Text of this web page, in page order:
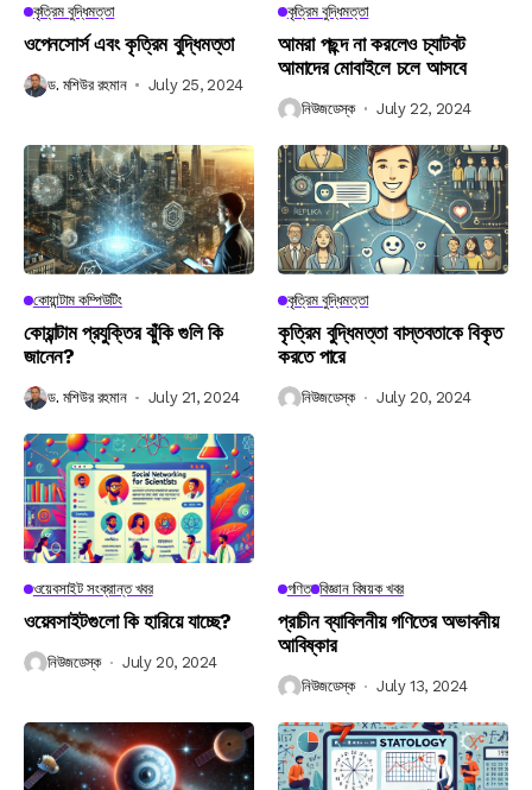
কৃত্রিম বুদ্ধিমত্তা
ওপেনসোর্স এবং কৃত্রিম বুদ্ধিমত্তা
ড. মশিউর রহমান July 25, 2024
কৃত্রিম বুদ্ধিমত্তা
আমরা পছন্দ না করলেও চ্যাটবট
আমাদের মোবাইলে চলে আসবে
নিউজডেস্ক July 22, 2024
কোয়ান্টাম কম্পিউটিং
কোয়ান্টাম প্রযুক্তির ঝুঁকি গুলি কি
জানেন?
ড. মশিউর রহমান July 21, 2024
কৃত্রিম বুদ্ধিমত্তা
কৃত্রিম বুদ্ধিমত্তা বাস্তবতাকে বিকৃত
করতে পারে
নিউজডেস্ক July 20, 2024
ওয়েবসাইট সংক্রান্ত খবর
ওয়েবসাইটগুলো কি হারিয়ে যাচ্ছে?
নিউজডেস্ক July 20, 2024
গণিত বিজ্ঞান বিষয়ক খবর
প্রাচীন ব্যাবিলনীয় গণিতের অভাবনীয়
আবিষ্কার
নিউজডেস্ক July 13, 2024